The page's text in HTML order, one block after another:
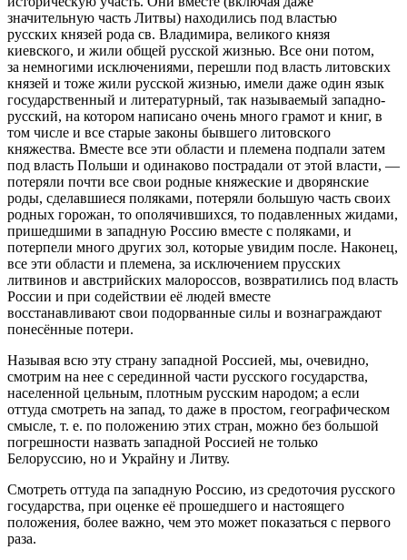
значительную часть Литвы) находились под властью
русских князей рода св. Владимира, великого князя
киевского, и жили общей русской жизнью. Все они потом,
за немногими исключениями, перешли под власть литовских
князей и тоже жили русской жизнью, имели даже один язык
государственный и литературный, так называемый западно-
русский, на котором написано очень много грамот и книг, в
том числе и все старые законы бывшего литовского
княжества. Вместе все эти области и племена подпали затем
под власть Польши и одинаково пострадали от этой власти, —
потеряли почти все свои родные княжеские и дворянские
роды, сделавшиеся поляками, потеряли большую часть своих
родных горожан, то ополячившихся, то подавленных жидами,
пришедшими в западную Россию вместе с поляками, и
потерпели много других зол, которые увидим после. Наконец,
все эти области и племена, за исключением прусских
литвинов и австрийских малороссов, возвратились под власть
России и при содействии её людей вместе
восстанавливают свои подорванные силы и вознаграждают
понесённые потери.
Называя всю эту страну западной Россией, мы, очевидно,
смотрим на нее с серединной части русского государства,
населенной цельным, плотным русским народом; а если
оттуда смотреть на запад, то даже в простом, географическом
смысле, т. е. по положению этих стран, можно без большой
погрешности назвать западной Россией не только
Белоруссию, но и Украйну и Литву.
Смотреть оттуда па западную Россию, из средоточия русского
государства, при оценке её прошедшего и настоящего
положения, более важно, чем это может показаться с первого
раза.